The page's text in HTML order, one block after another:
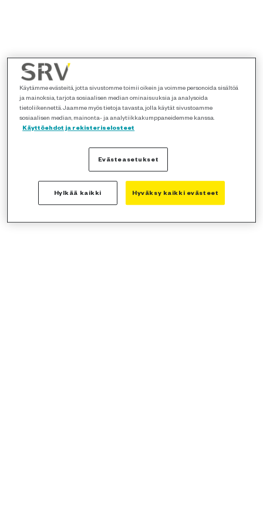
Käytämme evästeitä, jotta sivustomme toimii oikein ja voimme personoida sisältöä
ja mainoksia, tarjota sosiaalisen median ominaisuuksia ja analysoida
tietoliikennettä. Jaamme myös tietoja tavasta, jolla käytät sivustoamme
sosiaalisen median, mainonta- ja analytiikkakumppaneidemme kanssa.
Käyttöehdot ja rekisteriselosteet
Evästeasetukset
Hylkää kaikki Hyväksy kaikki evästeet